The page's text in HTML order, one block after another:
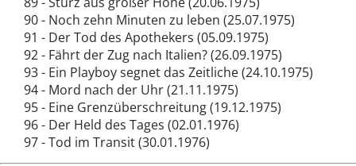
90 - Noch zehn Minuten zu leben (25.07.1975)
91 - Der Tod des Apothekers (05.09.1975)
92 - Fährt der Zug nach Italien? (26.09.1975)
93 - Ein Playboy segnet das Zeitliche (24.10.1975)
94 - Mord nach der Uhr (21.11.1975)
95 - Eine Grenzüberschreitung (19.12.1975)
96 - Der Held des Tages (02.01.1976)
97 - Tod im Transit (30.01.1976)